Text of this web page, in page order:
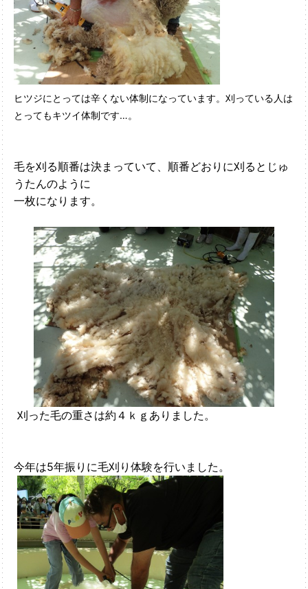
ヒツジにとっては辛くない体制になっています。刈っている人は
とってもキツイ体制です…。
毛を刈る順番は決まっていて、順番どおりに刈るとじゅ
うたんのように
一枚になります。
刈った毛の重さは約４ｋｇありました。
今年は5年振りに毛刈り体験を行いました。